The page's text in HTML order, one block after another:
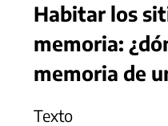
Habitar los
memoria:
memoria de
Texto